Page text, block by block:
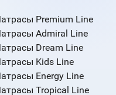
Premium Line
Admiral Line
Dream Line
Kids Line
Energy Line
Tropical Line